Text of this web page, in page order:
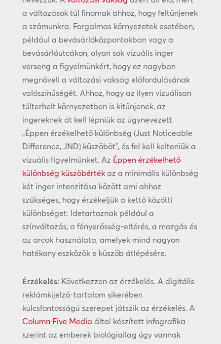
a változások túl finomak ahhoz, hogy feltűnjenek
a számunkra. Forgalmas környezetek esetében,
például a bevásárlóközpontokban vagy a
bevásárlóutcákon, olyan sok vizuális inger
verseng a figyelmünkért, hogy ez nagyban
megnöveli a változási vakság előfordulásának
valószínűségét. Ahhoz, hogy az ilyen vizuálisan
túlterhelt környezetben is kitűnjenek, az
ingereknek át kell lépniük az úgynevezett
„Éppen érzékelhető különbség (Just Noticeable
Difference, JND) küszöböt”, és fel kell kelteniük a
vizuális figyelmünket. Az Éppen érzékelhető
különbség küszöbértékaz a minimális különbség
két inger intenzitása között ami ahhoz
szükséges, hogy érzékeljük a kettő közötti
különbséget. Idetartoznak például a
színváltozás, a fényerősség-eltérés, a mozgás és
az arcok használata, amelyek mind nagyon
hatékony eszközök e küszöb átlépésére.
Érzékelés: Következzen az érzékelés. A digitális
reklámkijelző-tartalom sikerében
kulcsfontosságú szerepet játszik az érzékelés. A
Column Five Media által készített infografika
szerint az emberek biológiailag úgy vannak